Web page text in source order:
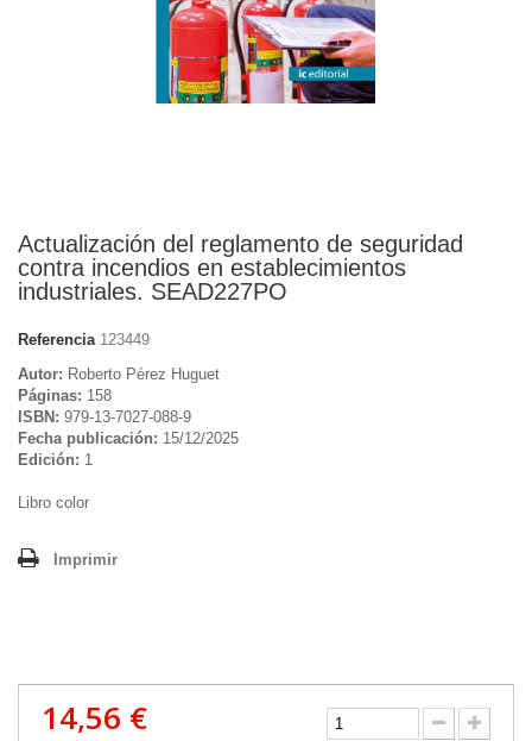
Actualización del reglamento de seguridad
contra incendios en establecimientos
industriales. SEAD227PO
Referencia 123449
Autor: Roberto Pérez Huguet
Páginas: 158
ISBN: 979-13-7027-088-9
Fecha publicación: 15/12/2025
Edición: 1
Libro color
Imprimir
14,56 €